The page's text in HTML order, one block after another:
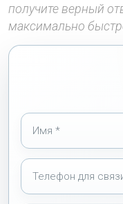
получите верный
максимально